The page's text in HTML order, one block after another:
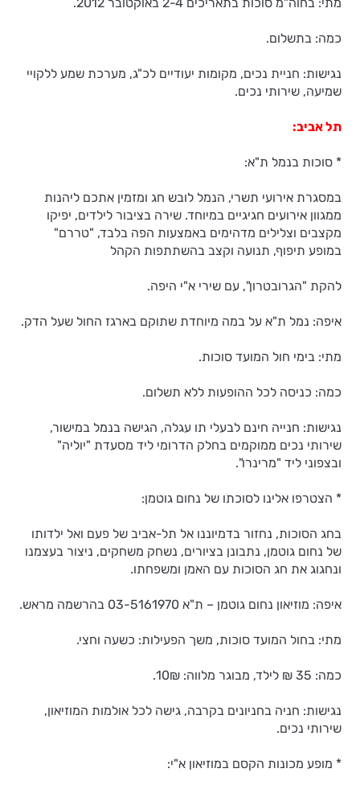
כמה: בתשלום.
נגישות: חניית נכים, מקומות יעודיים לכ"ג, מערכת שמע ללקויי
שמיעה, שירותי נכים.
תל אביב:
* סוכות בנמל ת"א:
במסגרת אירועי תשרי, הנמל לובש חג ומזמין אתכם ליהנות
ממגוון אירועים חגיגיים במיוחד. שירה בציבור לילדים, יפיקו
מקצבים וצלילים מדהימים באמצעות הפה בלבד, "טררם"
במופע תיפוף, תנועה וקצב בהשתתפות הקהל
להקת "הגרובטרון", עם שירי א"י היפה.
איפה: נמל ת"א על במה מיוחדת שתוקם בארגז החול שעל הדק.
מתי: בימי חול המועד סוכות.
כמה: כניסה לכל ההופעות ללא תשלום.
נגישות: חנייה חינם לבעלי תו עגלה, הגישה בנמל במישור,
שירותי נכים ממוקמים בחלק הדרומי ליד מסעדת "יוליה"
ובצפוני ליד "מרינרו".
* הצטרפו אלינו לסוכתו של נחום גוטמן:
בחג הסוכות, נחזור בדמיוננו אל תל-אביב של פעם ואל ילדותו
של נחום גוטמן, נתבונן בציורים, נשחק משחקים, ניצור בעצמנו
ונחגוג את חג הסוכות עם האמן ומשפחתו.
איפה: מוזיאון נחום גוטמן – ת"א 03-5161970 בהרשמה מראש.
מתי: בחול המועד סוכות, משך הפעילות: כשעה וחצי.
כמה: 35 ₪ לילד, מבוגר מלווה: 10₪.
נגישות: חניה בחניונים בקרבה, גישה לכל אולמות המוזיאון,
שירותי נכים.
* מופע מכונות הקסם במוזיאון א"י: